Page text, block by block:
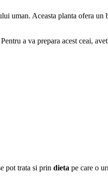
uman. Aceasta planta ofera un
Pentru a va prepara acest ceai,
pot trata si prin dieta pe care o